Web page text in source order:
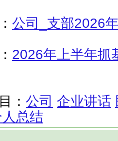
公司_支部2026
2026年上半年抓
： 公司 企业讲话
总结